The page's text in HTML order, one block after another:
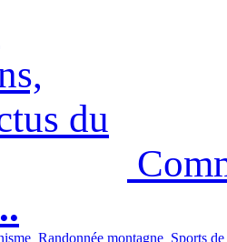
Randonnée montagne Sports